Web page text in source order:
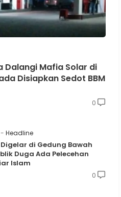
Dalangi Mafia Solar di
Disiapkan Sedot BBM
0
Headline
di Gedung Bawah
Duga Ada Pelecehan
Islam
0